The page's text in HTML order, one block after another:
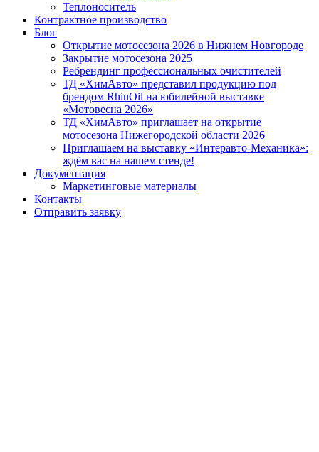
Теплоноситель
Контрактное производство
Блог
Открытие мотосезона 2026 в Нижнем Новгороде
Закрытие мотосезона 2025
Ребрендинг профессиональных очистителей
ТД «ХимАвто» представил продукцию под
брендом RhinOil на юбилейной выставке
«Мотовесна 2026»
ТД «ХимАвто» приглашает на открытие
мотосезона Нижегородской области 2026
Приглашаем на выставку «Интеравто-Механика»:
ждём вас на нашем стенде!
Документация
Маркетинговые материалы
Контакты
Отправить заявку